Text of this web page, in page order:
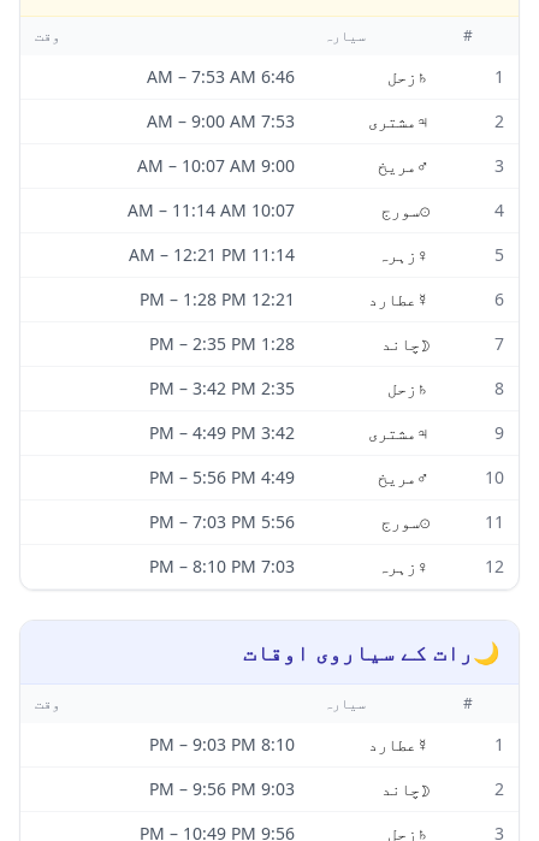
# سیارہ وقت
1
♄ زحل 6:46 AM
– 7:53 AM
2
♃ مشتری 7:53 AM
– 9:00 AM
3
♂ مریخ 9:00 AM
– 10:07 AM
4
☉سورج 10:07 AM
– 11:14 AM
5
♀ زہرہ 11:14 AM
– 12:21 PM
6
☿ عطارد 12:21 PM
– 1:28 PM
7
☽چاند 1:28 PM
– 2:35 PM
8
♄ زحل 2:35 PM
– 3:42 PM
9
♃ مشتری 3:42 PM
– 4:49 PM
10
♂ مریخ 4:49 PM
– 5:56 PM
11
☉سورج 5:56 PM
– 7:03 PM
12
♀ زہرہ 7:03 PM
– 8:10 PM
🌙رات کے سیاروی اوقات
# سیارہ وقت
1
☿ عطارد 8:10 PM
– 9:03 PM
2
☽چاند 9:03 PM
– 9:56 PM
3
♄ زحل 9:56 PM
– 10:49 PM